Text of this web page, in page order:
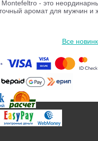
Montefeltro - это
аромат для мужчин и
Все